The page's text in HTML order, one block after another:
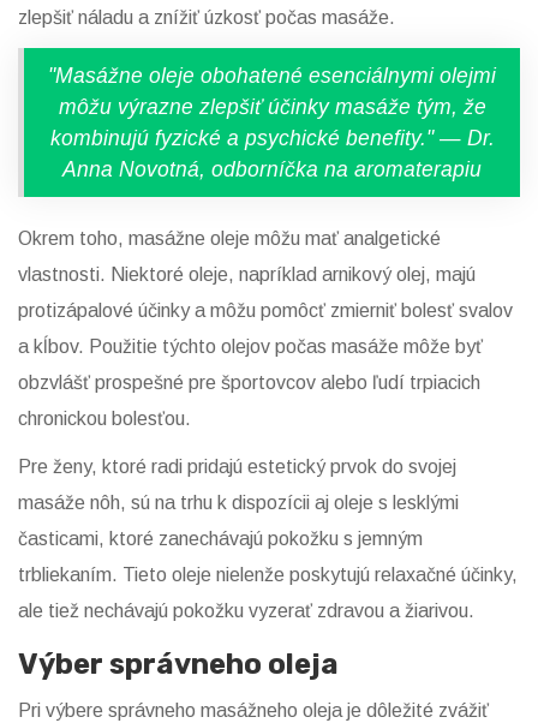
zlepšiť náladu a znížiť úzkosť počas masáže.
"Masážne oleje obohatené esenciálnymi olejmi
môžu výrazne zlepšiť účinky masáže tým, že
kombinujú fyzické a psychické benefity." — Dr.
Anna Novotná, odborníčka na aromaterapiu
Okrem toho, masážne oleje môžu mať analgetické
vlastnosti. Niektoré oleje, napríklad arnikový olej, majú
protizápalové účinky a môžu pomôcť zmierniť bolesť svalov
a kĺbov. Použitie týchto olejov počas masáže môže byť
obzvlášť prospešné pre športovcov alebo ľudí trpiacich
chronickou bolesťou.
Pre ženy, ktoré radi pridajú estetický prvok do svojej
masáže nôh, sú na trhu k dispozícii aj oleje s lesklými
časticami, ktoré zanechávajú pokožku s jemným
trbliekaním. Tieto oleje nielenže poskytujú relaxačné účinky,
ale tiež nechávajú pokožku vyzerať zdravou a žiarivou.
Výber správneho oleja
Pri výbere správneho masážneho oleja je dôležité zvážiť